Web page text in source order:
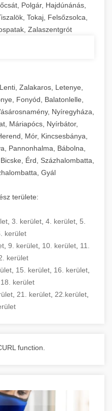
Polgár, Hajdúnánás,
Tokaj, Felsőzsolca,
Zalaszentgrót
Zalakaros, Letenye,
Fonyód, Balatonlelle,
Nyíregyháza,
Máriapócs, Nyírbátor,
Mór, Kincsesbánya,
Pannonhalma, Bábolna,
Érd, Százhalombatta,
Gyál
területe:
3. kerület 4. kerület 5.
kerület
, 9. kerület, 10. kerület, 11.
kerület
15. kerület 16. kerület
18. kerület
21. kerület 22.kerület
function.